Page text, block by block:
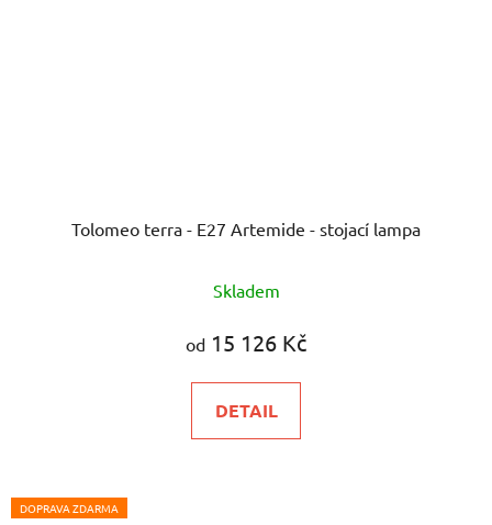
Tolomeo terra - E27 Artemide - stojací lampa
Skladem
od 15 126 Kč
DETAIL
DOPRAVA ZDARMA